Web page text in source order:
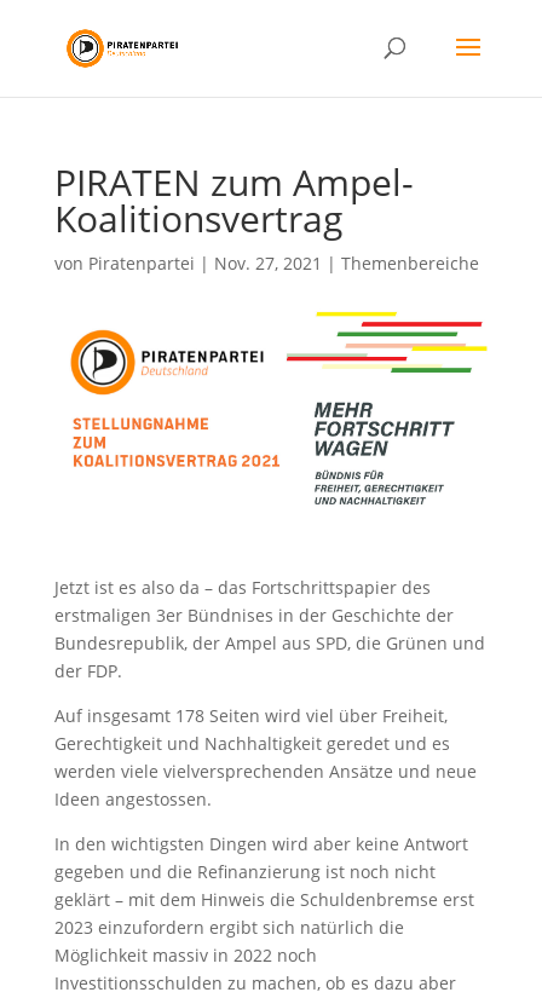
PIRATEN zum Ampel-
Koalitionsvertrag
von Piratenpartei | Nov. 27, 2021 | Themenbereiche
Jetzt ist es also da – das Fortschrittspapier des
erstmaligen 3er Bündnises in der Geschichte der
Bundesrepublik, der Ampel aus SPD, die Grünen und
der FDP.
Auf insgesamt 178 Seiten wird viel über Freiheit,
Gerechtigkeit und Nachhaltigkeit geredet und es
werden viele vielversprechenden Ansätze und neue
Ideen angestossen.
In den wichtigsten Dingen wird aber keine Antwort
gegeben und die Refinanzierung ist noch nicht
geklärt – mit dem Hinweis die Schuldenbremse erst
2023 einzufordern ergibt sich natürlich die
Möglichkeit massiv in 2022 noch
Investitionsschulden zu machen, ob es dazu aber